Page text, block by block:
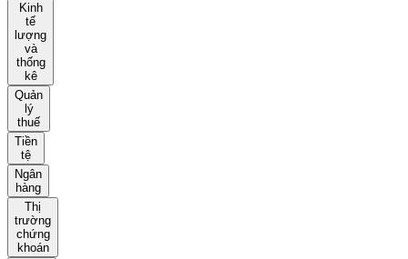
Kinh
tế
lượng
và
thống
kê
Quản
lý
thuế
Tiền
tệ
Ngân
hàng
Thị
trường
chứng
khoán